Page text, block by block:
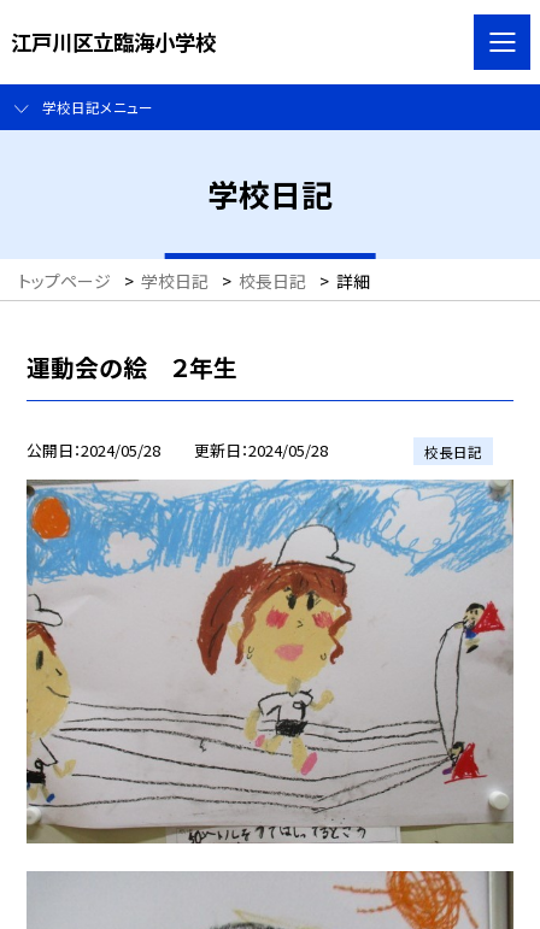
江戸川区立臨海小学校
学校日記メニュー
学校日記
トップページ > 学校日記 > 校長日記 > 詳細
運動会の絵 ２年生
公開日 2024/05/28 更新日 2024/05/28 校長日記